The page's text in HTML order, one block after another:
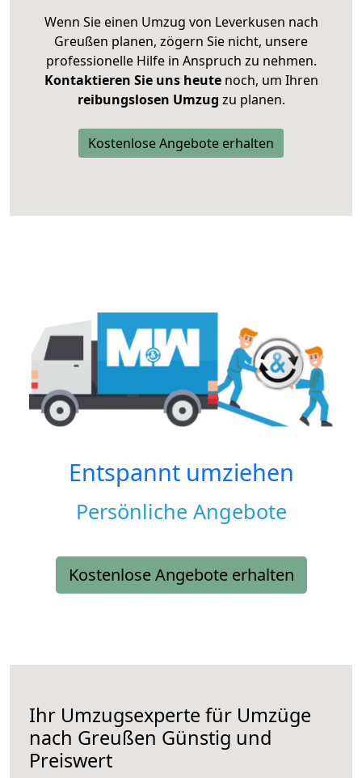
Wenn Sie einen Umzug von Leverkusen nach
Greußen planen, zögern Sie nicht, unsere
professionelle Hilfe in Anspruch zu nehmen.
Kontaktieren Sie uns heutenoch, um Ihren
reibungslosen Umzug zu planen.
Kostenlose Angebote erhalten
Entspannt umziehen
Persönliche Angebote
Kostenlose Angebote erhalten
Ihr Umzugsexperte für Umzüge
nach Greußen Günstig und
Preiswert